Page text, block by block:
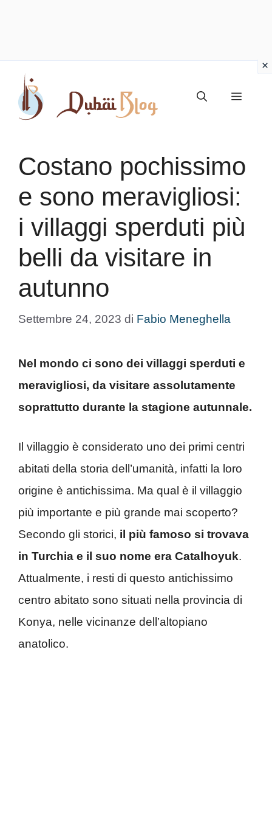
contenuto
Menu
Costano pochissimo
e sono meravigliosi:
i villaggi sperduti più
belli da visitare in
autunno
Settembre 24, 2023 di Fabio Meneghella
Nel mondo ci sono dei villaggi sperduti e
meravigliosi, da visitare assolutamente
soprattutto durante la stagione autunnale.
Il villaggio è considerato uno dei primi centri
abitati della storia dell’umanità, infatti la loro
origine è antichissima. Ma qual è il villaggio
più importante e più grande mai scoperto?
Secondo gli storici, il più famoso si trovava
in Turchia e il suo nome era Catalhoyuk.
Attualmente, i resti di questo antichissimo
centro abitato sono situati nella provincia di
Konya, nelle vicinanze dell’altopiano
anatolico.